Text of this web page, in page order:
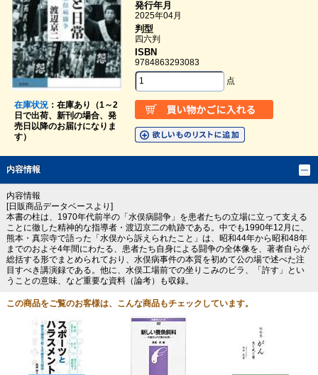
在庫状況：在庫あり（1～2
日で出荷、新刊の場合、発
売日以降のお届けになりま
す）
発行年月
2025年04月
判型
四六判
ISBN
9784863293083
点
内容情報
内容情報
[日販商品データベースより]
本書の柱は、1970年代前半の「水俣病闘争」を患者たちの立場に立って支える
ことに徹した精神的な指導者・渡辺京二の軌跡である。中でも1990年12月に、
熊本・真宗寺で語った「水俣から訴えられたこと」は、昭和44年から昭和48年
までのおよそ4年間にわたる、患者たち自身による闘争の全体像を、著者自らが
総括する形でまとめられており、水俣病事件の本質を初めて公の場で述べた注
目すべき講演録である。他に、水俣工場前での坐りこみのビラ、「許す」とい
うことの意味、など重要な資料（論考）も収録。
この商品をご覧のお客様は、こんな商品もチェックしています。